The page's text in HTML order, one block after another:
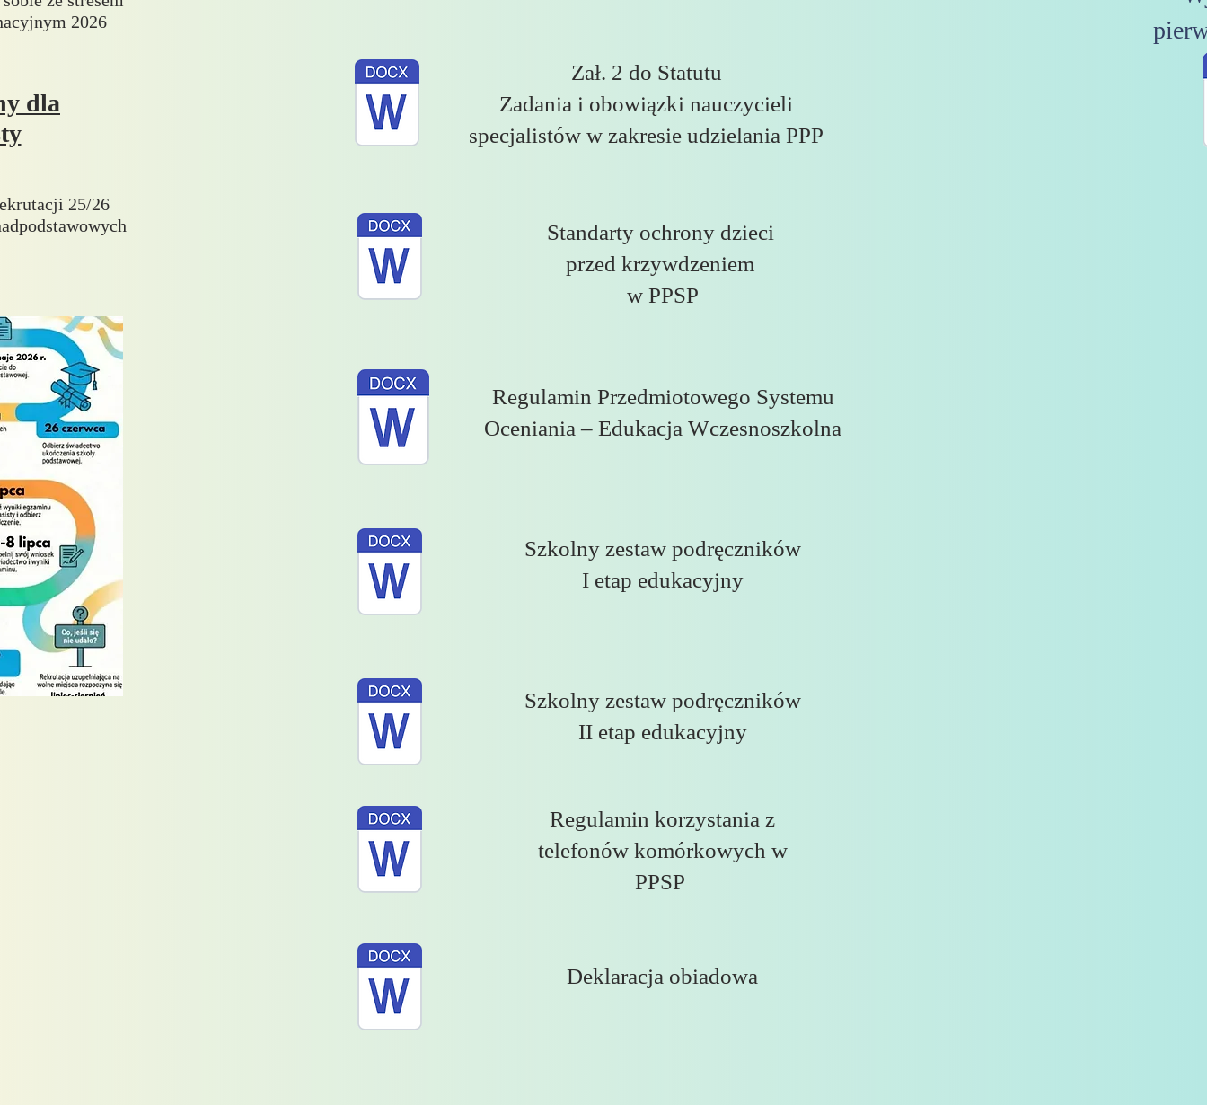
2026
dla
Zał. 2 do Statutu
Zadania i obowiązki nauczycieli
specjalistów w zakresie udzielania PPP
25/26
Standarty ochrony dzieci
przed krzywdzeniem
w PPSP
Regulamin Przedmiotowego Systemu
Oceniania – Edukacja Wczesnoszkolna
Szkolny zestaw podręczników
I etap edukacyjny
Szkolny zestaw podręczników
II etap edukacyjny
Regulamin korzystania z
telefonów komórkowych w
PPSP
Deklaracja obiadowa